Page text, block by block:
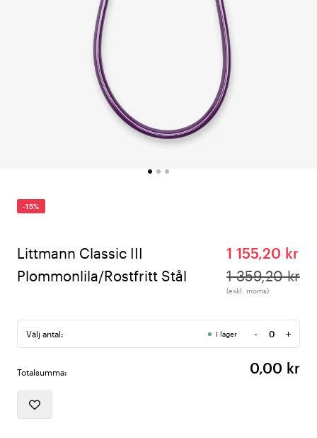
-15%
Littmann Classic III
Plommonlila/Rostfritt Stål
1 155,20 kr
1 359,20 kr
(exkl. moms)
Välj antal: I lager -
Antal
+
Totalsumma: 0,00 kr